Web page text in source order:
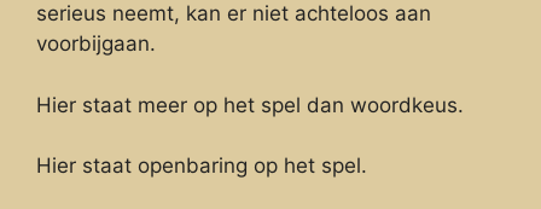
serieus neemt, kan er niet achteloos aan
voorbijgaan.
Hier staat meer op het spel dan woordkeus.
Hier staat openbaring op het spel.